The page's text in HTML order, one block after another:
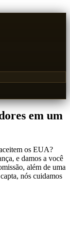
em um
os EUA?
e damos a você
além de uma
nós cuidamos